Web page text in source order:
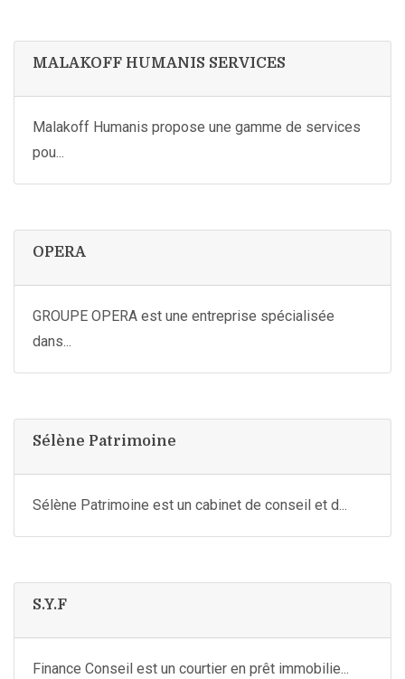
MALAKOFF HUMANIS SERVICES
Malakoff Humanis propose une gamme de services
pou...
OPERA
GROUPE OPERA est une entreprise spécialisée
dans...
Sélène Patrimoine
Sélène Patrimoine est un cabinet de conseil et d...
S.Y.F
Finance Conseil est un courtier en prêt immobilie...